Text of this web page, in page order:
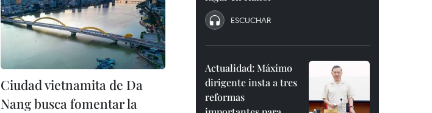
Ciudad vietnamita de Da
Nang busca fomentar la
ESCUCHAR
Actualidad: Máximo
dirigente insta a tres
reformas